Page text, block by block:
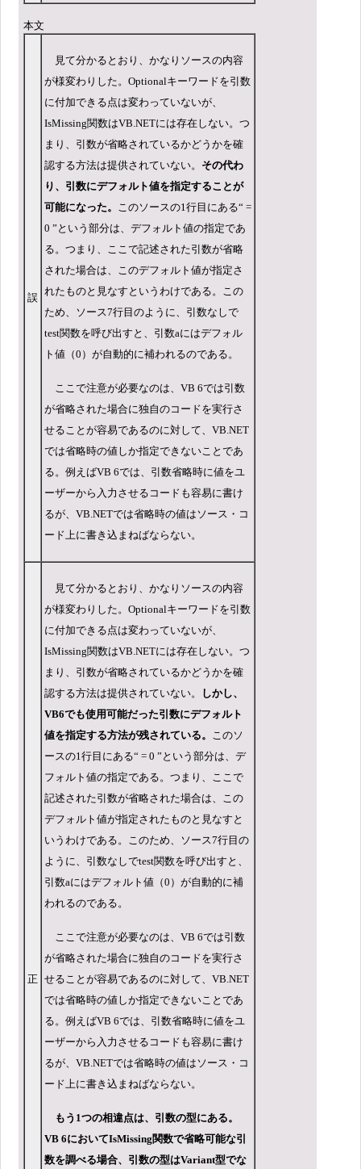
本文
誤
見て分かるとおり、かなりソースの内容
が様変わりした。Optionalキーワードを引数
に付加できる点は変わっていないが、
IsMissing関数はVB.NETには存在しない。つ
まり、引数が省略されているかどうかを確
認する方法は提供されていない。 その代わ
り、引数にデフォルト値を指定することが
可能になった。
このソースの1行目にある“ =
0 ”という部分は、デフォルト値の指定であ
る。つまり、ここで記述された引数が省略
された場合は、このデフォルト値が指定さ
れたものと見なすというわけである。この
ため、ソース7行目のように、引数なしで
test関数を呼び出すと、引数aにはデフォル
ト値（0）が自動的に補われるのである。
ここで注意が必要なのは、VB 6では引数
が省略された場合に独自のコードを実行さ
せることが容易であるのに対して、VB.NET
では省略時の値しか指定できないことであ
る。例えばVB 6では、引数省略時に値をユ
ーザーから入力させるコードも容易に書け
るが、VB.NETでは省略時の値はソース・コ
ード上に書き込まねばならない。
正
見て分かるとおり、かなりソースの内容
が様変わりした。Optionalキーワードを引数
に付加できる点は変わっていないが、
IsMissing関数はVB.NETには存在しない。つ
まり、引数が省略されているかどうかを確
認する方法は提供されていない。
しかし、
VB6でも使用可能だった引数にデフォルト
値を指定する方法が残されている。
このソ
ースの1行目にある“ = 0 ”という部分は、デ
フォルト値の指定である。つまり、ここで
記述された引数が省略された場合は、この
デフォルト値が指定されたものと見なすと
いうわけである。このため、ソース7行目の
ように、引数なしでtest関数を呼び出すと、
引数aにはデフォルト値（0）が自動的に補
われるのである。
ここで注意が必要なのは、VB 6では引数
が省略された場合に独自のコードを実行さ
せることが容易であるのに対して、VB.NET
では省略時の値しか指定できないことであ
る。例えばVB 6では、引数省略時に値をユ
ーザーから入力させるコードも容易に書け
るが、VB.NETでは省略時の値はソース・コ
ード上に書き込まねばならない。
もう1つの相違点は、引数の型にある。
VB 6においてIsMissing関数で省略可能な引
数を調べる場合、引数の型はVariant型でな